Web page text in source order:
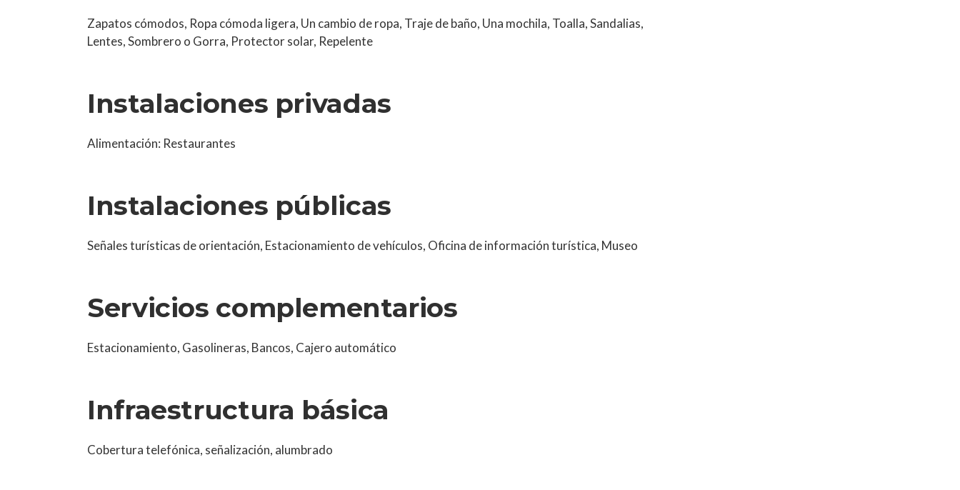
Zapatos cómodos, Ropa cómoda ligera, Un cambio de ropa, Traje de baño, Una mochila, Toalla, Sandalias,
Lentes, Sombrero o Gorra, Protector solar, Repelente
Instalaciones privadas
Alimentación: Restaurantes
Instalaciones públicas
Señales turísticas de orientación, Estacionamiento de vehículos, Oficina de información turística, Museo
Servicios complementarios
Estacionamiento, Gasolineras, Bancos, Cajero automático
Infraestructura básica
Cobertura telefónica, señalización, alumbrado